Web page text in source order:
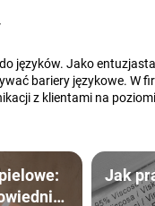
języków. Jako
bariery językowe. W
z klientami na
Jak